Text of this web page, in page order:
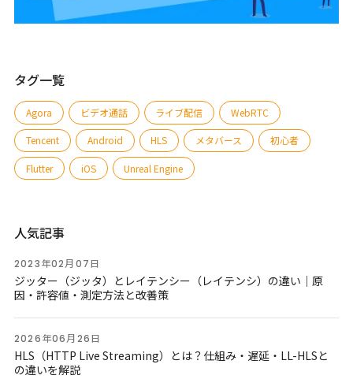
タグ一覧
Agora ビデオ通話 ライブ配信 WebRTC
Tencent Android HLS メタバース 初心者
Flutter iOS Unreal Engine
人気記事
2023年02月07日
ジッター（ジッタ）とレイテンシー（レイテンシ）の違い｜原
因・許容値・測定方法と改善策
2026年06月26日
HLS（HTTP Live Streaming）とは？仕組み・遅延・LL-HLSと
の違いを解説